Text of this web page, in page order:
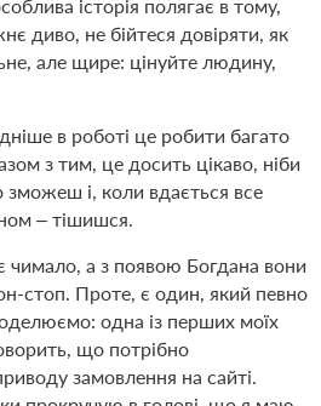
історія полягає в тому,
диво, не бійтеся довіряти, як
але щире: цінуйте людину,
в роботі це робити багато
з тим, це досить цікаво, ніби
і, коли вдається все
– тішишся.
чимало, а з появою Богдана вони
стоп. Проте, є один, який певно
одна із перших моїх
що потрібно
замовлення на сайті.